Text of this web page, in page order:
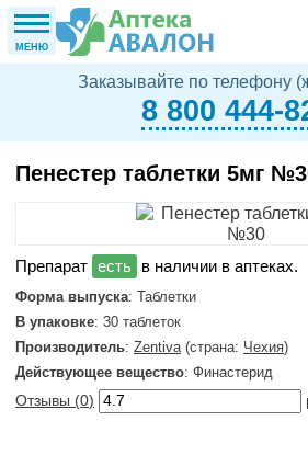
МЕНЮ
Заказывайте по телефону
8 800 444-
Пенестер таблетки 5мг
в наличии в аптеках.
Форма выпуска: Таблетки
В упаковке: 30 таблеток
Производитель: Zentiva(страна: Чехия)
Действующее вещество: Финастерид
Отзывы (0)